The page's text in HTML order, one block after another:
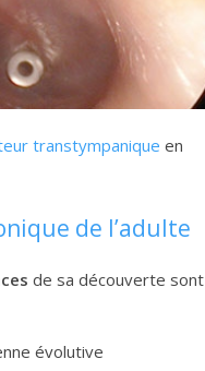
transtympanique en
de l’adulte
de sa découverte sont
évolutive